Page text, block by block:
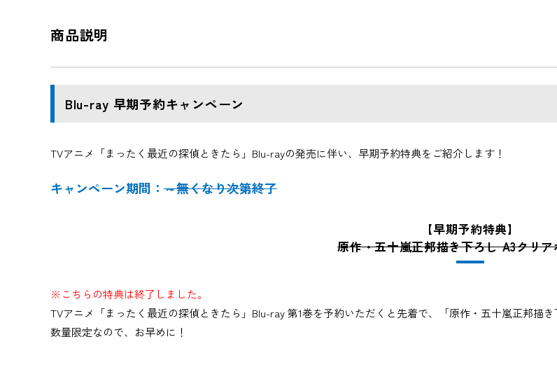
商品説明
Blu-ray 早期予約キャンペーン
TVアニメ「まったく最近の探偵ときたら」Blu-rayの発売に伴い、早期予約特典をご紹介します！
キャンペーン期間： ～無くなり次第終了
【早期予約特典】
原作・五十嵐正邦描き下ろし A3クリ
※こちらの特典は終了しました。
TVアニメ「まったく最近の探偵ときたら」Blu-ray 第1巻を予約いただくと先着で、「原作・五十嵐正邦描
数量限定なので、お早めに！